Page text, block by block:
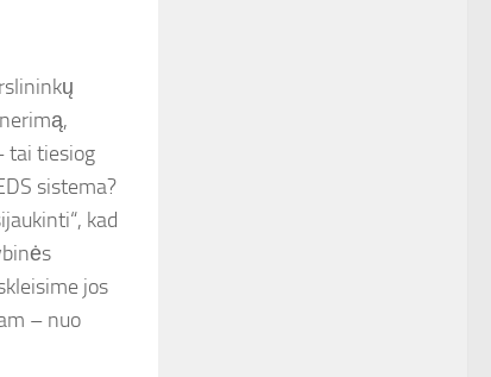
tai tiesiog
sistema?
kad
jos
– nuo